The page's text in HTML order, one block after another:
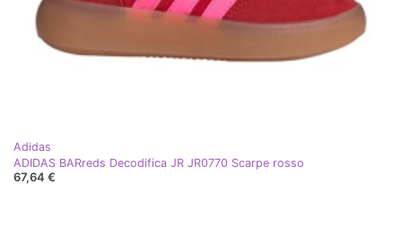
Adidas
ADIDAS BARreds Decodifica JR JR0770 Scarpe rosso
67,64 €